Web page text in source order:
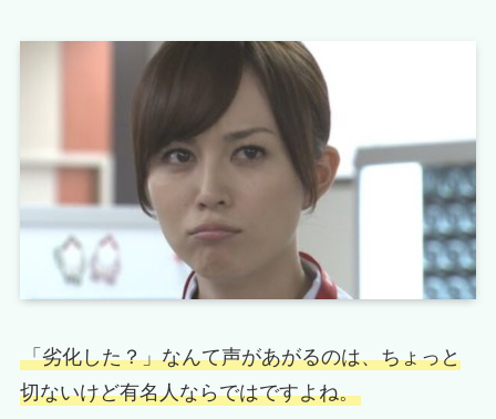
「劣化した？」なんて声があがるのは、ちょっと
切ないけど有名人ならではですよね。